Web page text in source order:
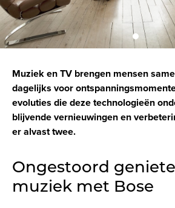
Muziek en TV brengen mensen
dagelijks voor
evoluties die deze technologieën
blijvende vernieuwingen en
er alvast twee.
Ongestoord
muziek met Bose